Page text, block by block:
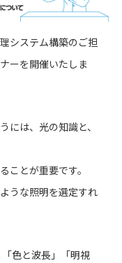
システム構築のご担
ーを開催いたしま
には、光の知識と、
ことが重要です。
うな照明を選定すれ
色と波長 」「明視